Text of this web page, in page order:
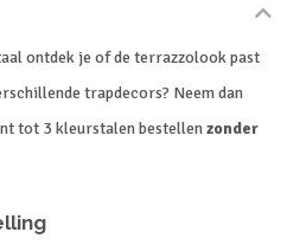
ontdek je of de terrazzolook past
trapdecors? Neem dan
tot 3 kleurstalen bestellenzonder